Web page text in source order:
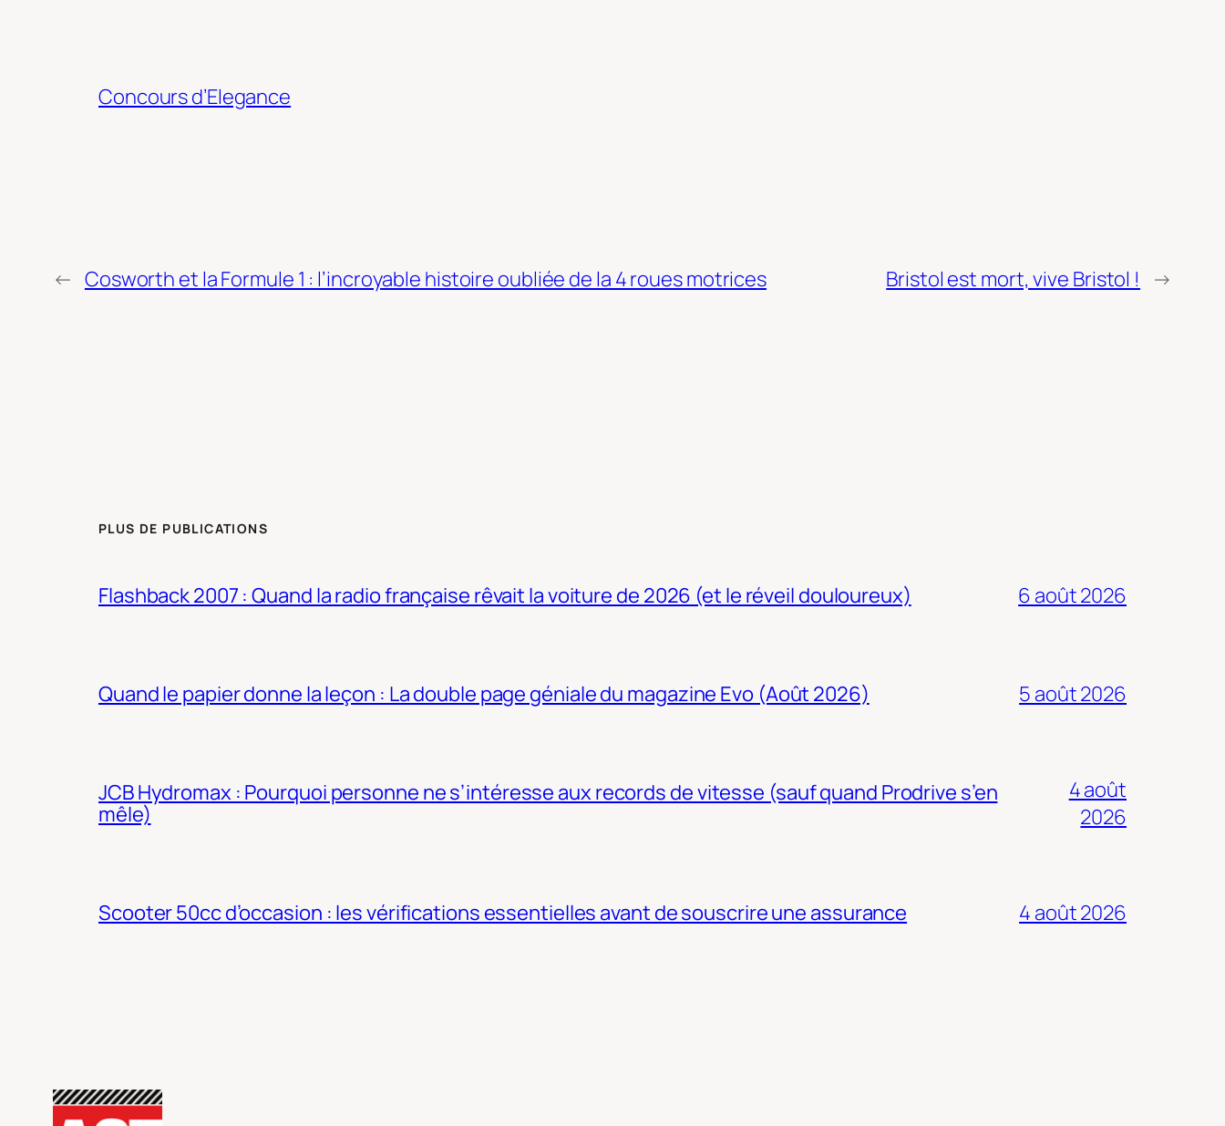
Concours d’Elegance
← Cosworth et la Formule 1 : l’incroyable histoire oubliée de la 4 roues motrices Bristol est mort, vive Bristol ! →
PLUS DE PUBLICATIONS
Flashback 2007 : Quand la radio française rêvait la voiture de 2026 (et le réveil douloureux) 6 août 2026
Quand le papier donne la leçon : La double page géniale du magazine Evo (Août 2026) 5 août 2026
JCB Hydromax : Pourquoi personne ne s’intéresse aux records de vitesse (sauf quand Prodrive s’en
mêle)
4 août
2026
Scooter 50cc d’occasion : les vérifications essentielles avant de souscrire une assurance 4 août 2026